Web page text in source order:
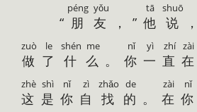
“ 朋
péng
友
yǒu
，” 他
tā
说
shuō
做
zuò
了
le
什
shén
么
me
。 你
nǐ
一
yì
直
zhí
在
zài
这
zhè
是
shì
你
nǐ
自
zì
找
zhǎo
的
de
。 在
zài nǐ